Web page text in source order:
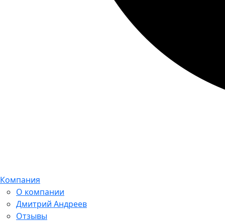
Компания
О компании
Дмитрий Андреев
Отзывы